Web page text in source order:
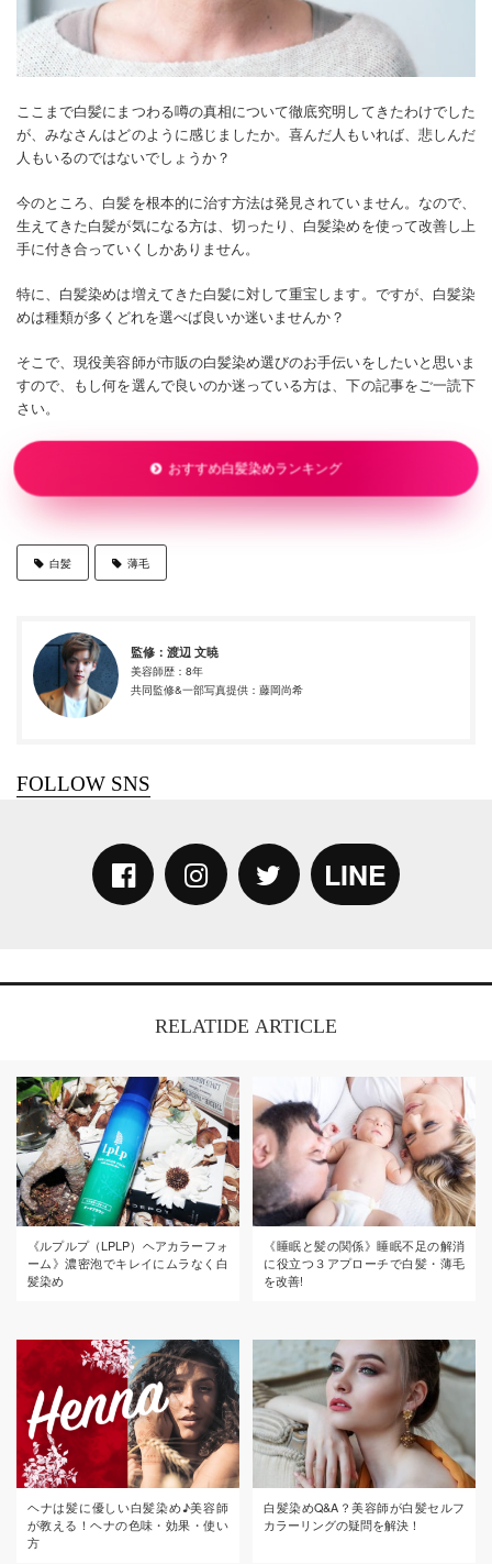
ここまで白髪にまつわる噂の真相について徹底究明してきたわけでした
が、みなさんはどのように感じましたか。喜んだ人もいれば、悲しんだ
人もいるのではないでしょうか？
今のところ、白髪を根本的に治す方法は発見されていません。なので、
生えてきた白髪が気になる方は、切ったり、白髪染めを使って改善し上
手に付き合っていくしかありません。
特に、白髪染めは増えてきた白髪に対して重宝します。ですが、白髪染
めは種類が多くどれを選べば良いか迷いませんか？
そこで、現役美容師が市販の白髪染め選びのお手伝いをしたいと思いま
すので、もし何を選んで良いのか迷っている方は、下の記事をご一読下
さい。
おすすめ白髪染めランキング
白髪 薄毛
監修：渡辺 文暁
美容師歴：8年
共同監修&一部写真提供：藤岡尚希
LINE
RELATIDE ARTICLE
《ルプルプ（LPLP）ヘアカラーフォ
ーム》濃密泡でキレイにムラなく白
髪染め
《睡眠と髪の関係》睡眠不足の解消
に役立つ３アプローチで白髪・薄毛
を改善!
ヘナは髪に優しい白髪染め♪美容師
が教える！ヘナの色味・効果・使い
方
白髪染めQ&A？美容師が白髪セルフ
カラーリングの疑問を解決！